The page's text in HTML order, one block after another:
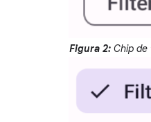
Figura 2:Chip de